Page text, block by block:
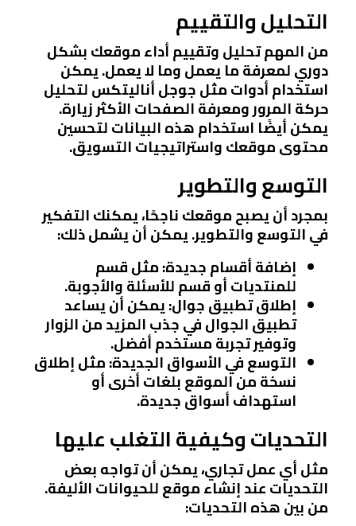
التحليل والتقييم
من المهم تحليل وتقييم أداء موقعك بشكل
دوري لمعرفة ما يعمل وما لا يعمل. يمكن
استخدام أدوات مثل جوجل أناليتكس لتحليل
حركة المرور ومعرفة الصفحات الأكثر زيارة.
يمكن أيضًا استخدام هذه البيانات لتحسين
محتوى موقعك واستراتيجيات التسويق.
التوسع والتطوير
بمجرد أن يصبح موقعك ناجحًا، يمكنك التفكير
في التوسع والتطوير. يمكن أن يشمل ذلك:
إضافة أقسام جديدة: مثل قسم
للمنتديات أو قسم للأسئلة والأجوبة.
إطلاق تطبيق جوال: يمكن أن يساعد
تطبيق الجوال في جذب المزيد من الزوار
وتوفير تجربة مستخدم أفضل.
التوسع في الأسواق الجديدة: مثل إطلاق
نسخة من الموقع بلغات أخرى أو
استهداف أسواق جديدة.
التحديات وكيفية التغلب عليها
مثل أي عمل تجاري، يمكن أن تواجه بعض
التحديات عند إنشاء موقع للحيوانات الأليفة.
من بين هذه التحديات: